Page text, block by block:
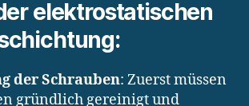
elektrostatischen
der Schrauben: Zuerst müssen
gründlich gereinigt und